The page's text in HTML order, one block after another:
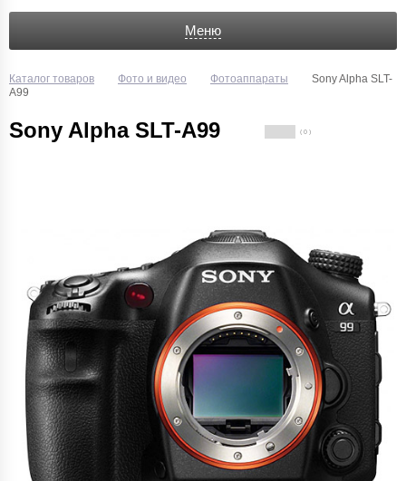
Меню
Каталог товаров Фото и видео Фотоаппараты
Sony Alpha SLT-
A99
Sony Alpha SLT-A99 ( 0 )